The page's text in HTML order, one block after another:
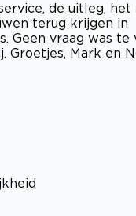
de uitleg,
terug krijgen in
Geen vraag was te
Groetjes, Mark en